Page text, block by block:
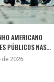
AMERICANO
PÚBLICOS NAS...
de 2026